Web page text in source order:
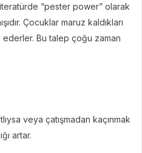
“pester power” olarak
Çocuklar maruz kaldıkları
Bu talep çoğu zaman
veya çatışmadan kaçınmak
artar.